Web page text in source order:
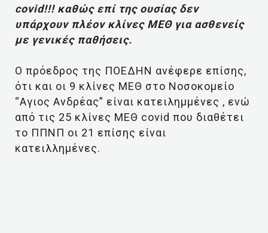
covid!!! καθώς επί της ουσίας δεν
υπάρχουν πλέον κλίνες ΜΕΘ για ασθενείς
με γενικές παθήσεις.
O πρόεδρος της ΠΟΕΔΗΝ ανέφερε επίσης,
ότι και οι 9 κλίνες ΜΕΘ στο Νοσοκομείο
“Αγιος Ανδρέας” είναι κατειλημμένες , ενώ
από τις 25 κλίνες ΜΕΘ covid που διαθέτει
το ΠΠΝΠ οι 21 επίσης είναι
κατειλλημένες.